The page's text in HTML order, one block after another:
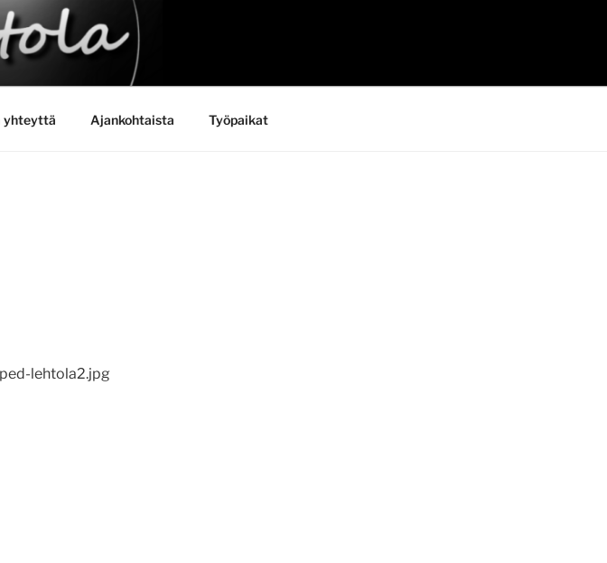
yhteyttä Ajankohtaista Työpaikat
lehtola2.jpg